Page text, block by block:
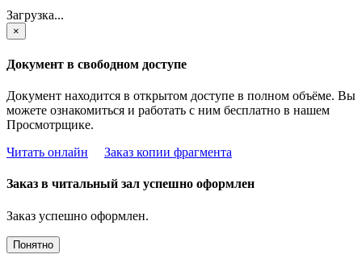
Загрузка...
×
Документ в свободном доступе
Документ находится в открытом доступе в полном объёме. Вы
можете ознакомиться и работать с ним бесплатно в нашем
Просмотрщике.
Читать онлайн
Заказ копии фрагмента
Заказ в читальный зал успешно оформлен
Заказ успешно оформлен.
Понятно